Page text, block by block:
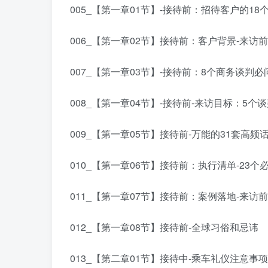
005_【第一章01节】-接待前：招待客户的18
006_【第一章02节】接待前：客户背景-来访
007_【第一章03节】-接待前：8个商务谈判必
008_【第一章04节】-接待前-来访目标：5个
009_【第一章05节】接待前-万能的31套高频
010_【第一章06节】接待前：执行清单-23个
011_【第一章07节】接待前：案例落地-来访
012_【第一章08节】接待前-全球习俗和忌讳
013_【第二章01节】接待中-乘车礼仪注意事项